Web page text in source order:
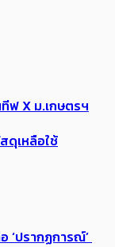
ทีฟ X ม.เกษตรฯ
ดุเหลือใช้
‘ปรากฏการณ์’